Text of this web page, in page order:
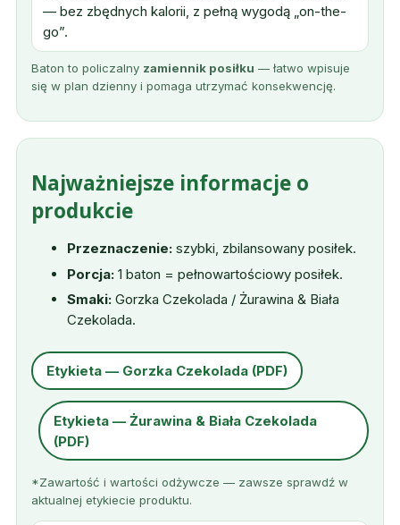
— bez zbędnych kalorii, z pełną wygodą „on-the-
go”.
Baton to policzalny zamiennik posiłku — łatwo wpisuje
się w plan dzienny i pomaga utrzymać konsekwencję.
Najważniejsze informacje o
produkcie
Przeznaczenie: szybki, zbilansowany posiłek.
Porcja: 1 baton = pełnowartościowy posiłek.
Smaki: Gorzka Czekolada / Żurawina & Biała
Czekolada.
Etykieta — Gorzka Czekolada (PDF)
Etykieta — Żurawina & Biała Czekolada
(PDF)
*Zawartość i wartości odżywcze — zawsze sprawdź w
aktualnej etykiecie produktu.